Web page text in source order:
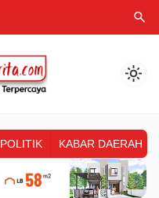
search
light_mode
POLITIK KABAR DAERAH